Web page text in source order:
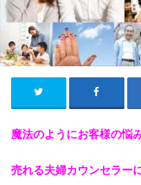
魔法のようにお客様の悩
売れる夫婦カウンセラー